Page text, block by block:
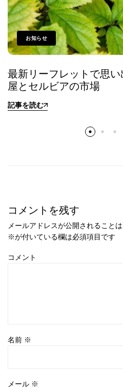
お知らせ
最新リーフレットで思
屋とセルビアの市場
記事を読む
コメントを残す
メールアドレスが公開されることは
※が付いている欄は必須項目です
コメント
名前 ※
メール ※